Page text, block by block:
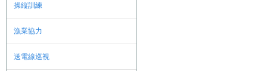
操縦訓練
漁業協力
送電線巡視